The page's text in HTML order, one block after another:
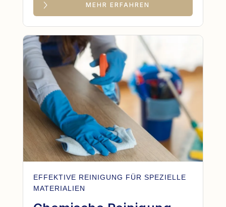
MEHR ERFAHREN
EFFEKTIVE REINIGUNG FÜR SPEZIELLE
MATERIALIEN